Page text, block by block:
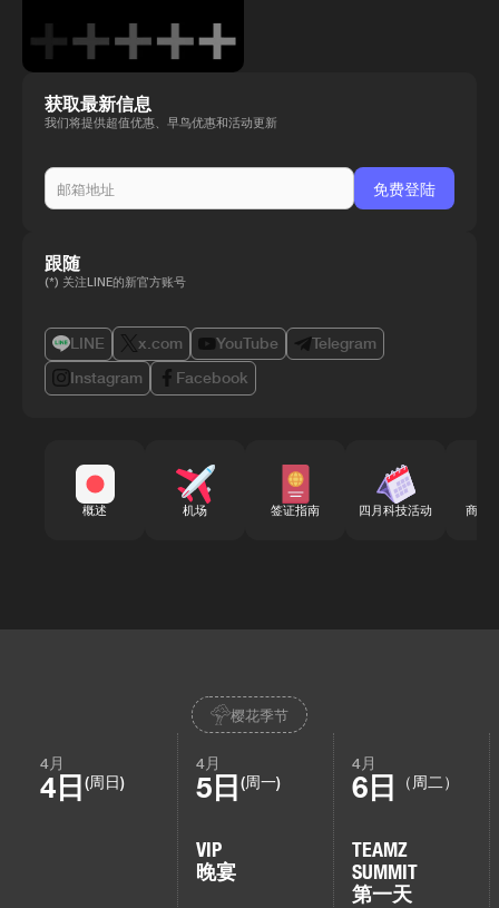
获取最新信息
我们将提供超值优惠、早鸟优惠和活动更新
跟随
(*) 关注LINE的新官方账号
LINE x.com YouTube
Telegram
Instagram
Facebook
概述 机场 签证指南 四月科技活动 商务
樱花季节
4月
4日 (周日)
4月
5日 (周一)
VIP
晚宴
4月
6日 （周二）
TEAMZ
SUMMIT
第一天